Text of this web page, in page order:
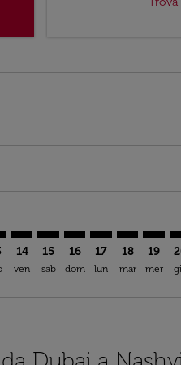
14
ven
15
sab
16
dom
17
lun
18
mar
19
mer